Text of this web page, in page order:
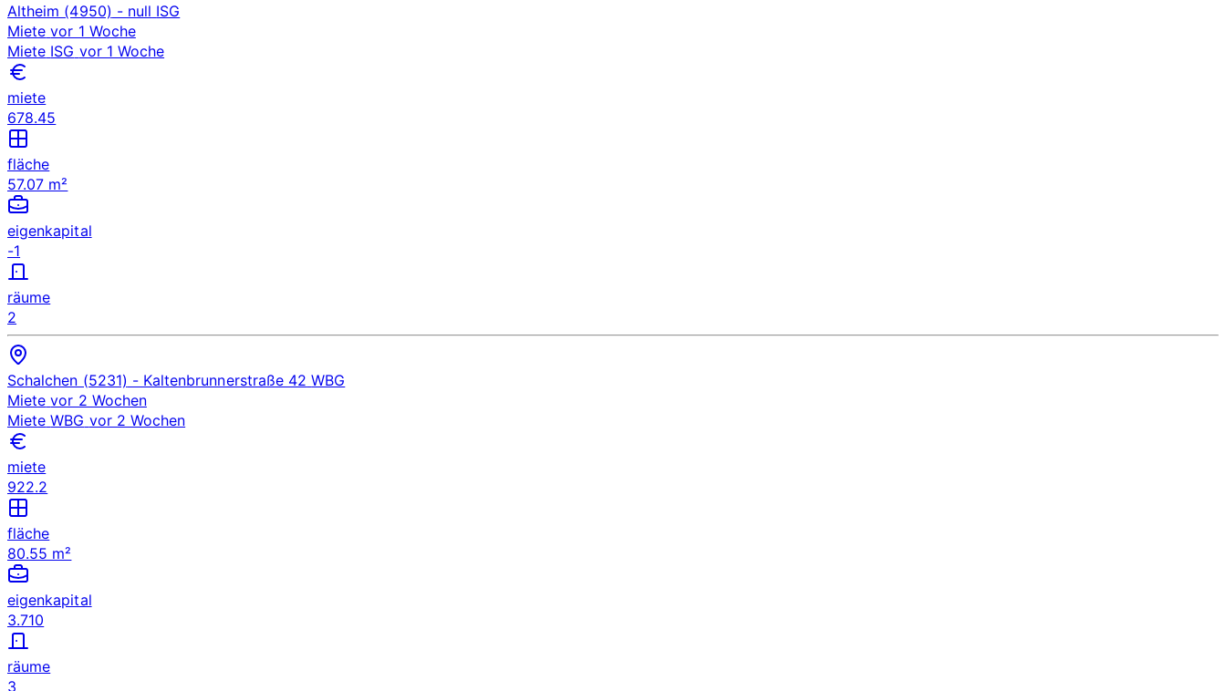
Altheim (4950) - null ISG
Miete vor 1 Woche
Miete ISG vor 1 Woche
miete
678.45
fläche
57.07 m²
eigenkapital
-1
räume
2
Schalchen (5231) - Kaltenbrunnerstraße 42 WBG
Miete vor 2 Wochen
Miete WBG vor 2 Wochen
miete
922.2
fläche
80.55 m²
eigenkapital
3.710
räume
3